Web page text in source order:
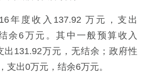
年度收入137.92 万元，支出
余6万元。其中一般预算收入
出131.92万元，无结余；政府性
支出0万元，结余6万元。